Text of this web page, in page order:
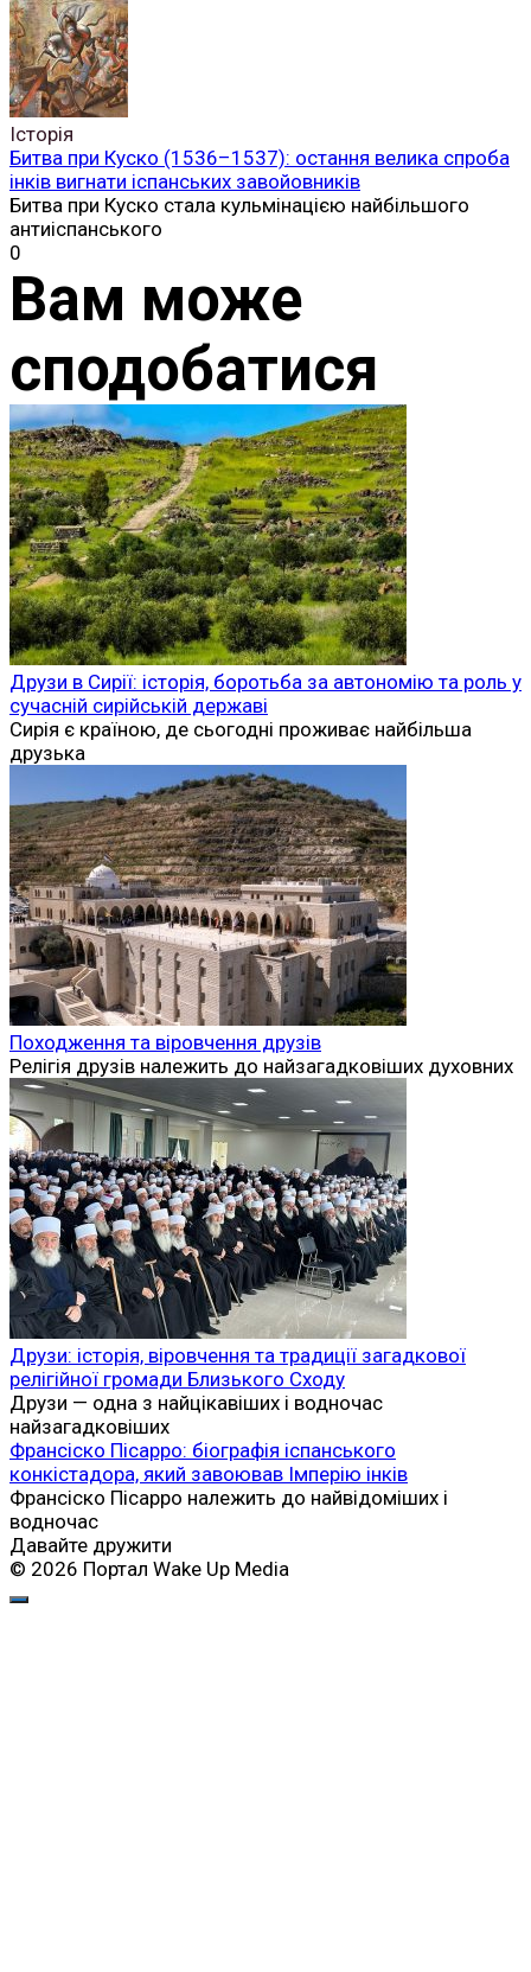
Історія
Битва при Куско (1536–1537): остання велика спроба
інків вигнати іспанських завойовників
Битва при Куско стала кульмінацією найбільшого
антиіспанського
0
Вам може
сподобатися
Друзи в Сирії: історія, боротьба за автономію та роль у
сучасній сирійській державі
Сирія є країною, де сьогодні проживає найбільша
друзька
Походження та віровчення друзів
Релігія друзів належить до найзагадковіших духовних
Друзи: історія, віровчення та традиції загадкової
релігійної громади Близького Сходу
Друзи — одна з найцікавіших і водночас
найзагадковіших
Франсіско Пісарро: біографія іспанського
конкістадора, який завоював Імперію інків
Франсіско Пісарро належить до найвідоміших і
водночас
Давайте дружити
© 2026 Портал Wake Up Media